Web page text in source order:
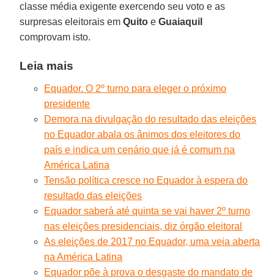
classe média exigente exercendo seu voto e as
surpresas eleitorais emQuito eGuaiaquil
comprovam isto.
Leia mais
Equador. O 2º turno para eleger o próximo
presidente
Demora na divulgação do resultado das eleições
no Equador abala os ânimos dos eleitores do
país e indica um cenário que já é comum na
América Latina
Tensão política cresce no Equador à espera do
resultado das eleições
Equador saberá até quinta se vai haver 2º turno
nas eleições presidenciais, diz órgão eleitoral
As eleições de 2017 no Equador, uma veia aberta
na América Latina
Equador põe à prova o desgaste do mandato de